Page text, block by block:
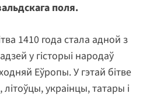
поля.
1410 года стала адной з
у гісторыі народаў
Еўропы. У гэтай бітве
украінцы, татары і